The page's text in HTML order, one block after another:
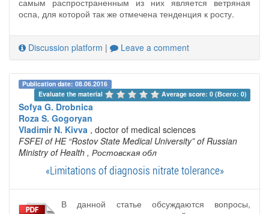
оспа, для которой так же отмечена тенденция к росту.
Discussion platform | Leave a comment
Publication date: 08.06.2016
Evaluate the material
Average score: 0 (Всего: 0)
Sofya G. Drobnica
Roza S. Gogoryan
Vladimir N. Kivva , doctor of medical sciences
FSFEI of HE “Rostov State Medical University” of Russian
Ministry of Health , Ростовская обл
«Limitations of diagnosis nitrate tolerance»
В данной статье обсуждаются вопросы,